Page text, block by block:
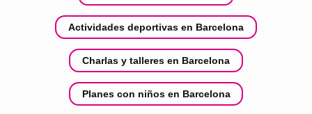
Actividades deportivas en Barcelona
Charlas y talleres en Barcelona
Planes con niños en Barcelona